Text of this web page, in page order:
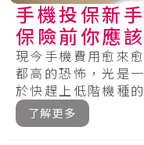
手機投保新
保險前你應
現今手機費用愈來
都高的恐怖，光是
於快趕上低階機種
掉，一.....
了解更多